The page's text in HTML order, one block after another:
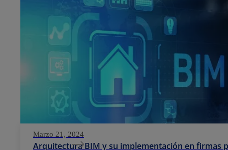
Marzo 21, 2024
Arquitectura BIM y su implementación en firmas